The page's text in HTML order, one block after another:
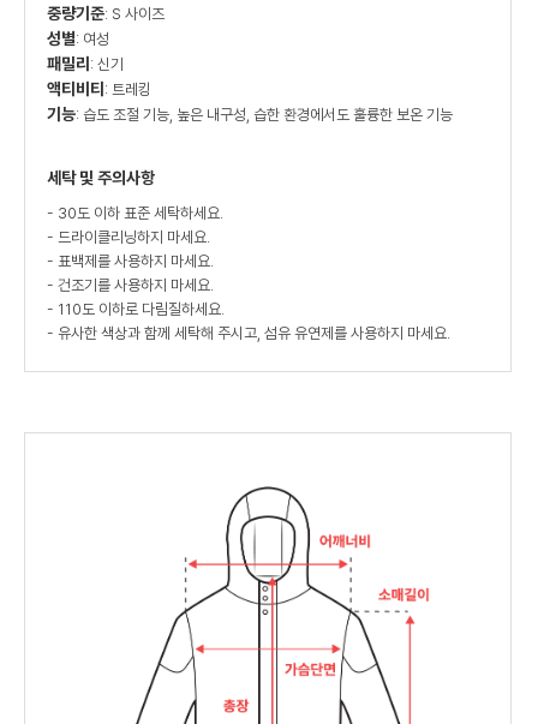
중량기준: S 사이즈
성별: 여성
패밀리 : 신기
액티비티 : 트레킹
기능: 습도 조절 기능, 높은 내구성, 습한 환경에서도 훌륭한 보온 기능
세탁 및 주의사항
- 30도 이하 표준 세탁하세요.
- 드라이클리닝하지 마세요.
- 표백제를 사용하지 마세요.
- 건조기를 사용하지 마세요.
- 110도 이하로 다림질하세요.
- 유사한 색상과 함께 세탁해 주시고, 섬유 유연제를 사용하지 마세요.